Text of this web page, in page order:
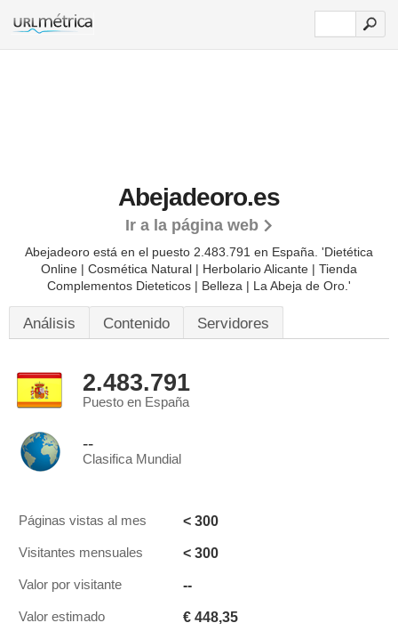
Abejadeoro.es
Ir a la página web
Abejadeoro está en el puesto 2.483.791 en España. 'Dietética
Online | Cosmética Natural | Herbolario Alicante | Tienda
Complementos Dieteticos | Belleza | La Abeja de Oro.'
Análisis Contenido Servidores
2.483.791
Puesto en España
--
Clasifica Mundial
Páginas vistas al mes < 300
Visitantes mensuales < 300
Valor por visitante --
Valor estimado € 448,35